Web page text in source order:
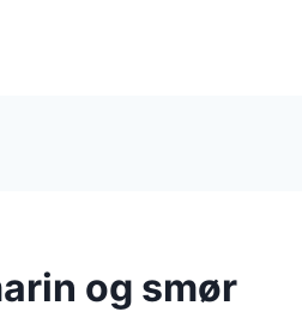
og smør